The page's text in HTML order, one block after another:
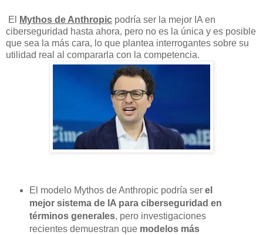
El Mythos de Anthropic podría ser la mejor IA en
ciberseguridad hasta ahora, pero no es la única y es posible
que sea la más cara, lo que plantea interrogantes sobre su
utilidad real al compararla con la competencia.
El modelo Mythos de Anthropic podría ser el
mejor sistema de IA para ciberseguridad en
términos generales, pero investigaciones
recientes demuestran que modelos más